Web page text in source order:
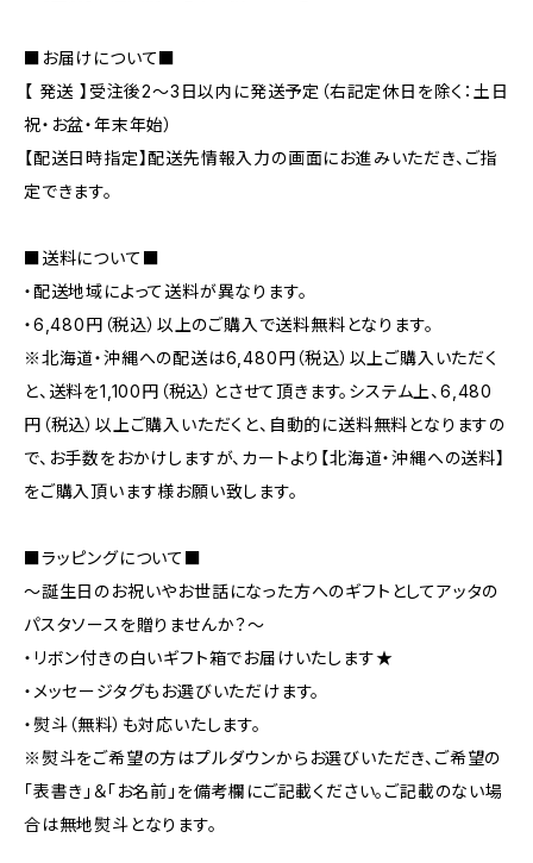
■お届けについて■
【 発送 】受注後2～3日以内に発送予定（右記定休日を除く：土日
祝・お盆・年末年始）
【配送日時指定】配送先情報入力の画面にお進みいただき、ご指
定できます。
■送料について■
・配送地域によって送料が異なります。
・6,480円（税込）以上のご購入で送料無料となります。
※北海道・沖縄への配送は6,480円（税込）以上ご購入いただく
と、送料を1,100円（税込）とさせて頂きます。システム上、6,480
円（税込）以上ご購入いただくと、自動的に送料無料となりますの
で、お手数をおかけしますが、カートより【北海道・沖縄への送料】
をご購入頂います様お願い致します。
■ラッピングについて■
～誕生日のお祝いやお世話になった方へのギフトとしてアッタの
パスタソースを贈りませんか？～
・リボン付きの白いギフト箱でお届けいたします★
・メッセージタグもお選びいただけます。
・熨斗（無料）も対応いたします。
※熨斗をご希望の方はプルダウンからお選びいただき、ご希望の
「表書き」＆「お名前」を備考欄にご記載ください。ご記載のない場
合は無地熨斗となります。